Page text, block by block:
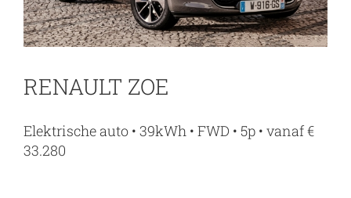
RENAULT ZOE
Elektrische auto • 39kWh • FWD • 5p • vanaf €
33.280